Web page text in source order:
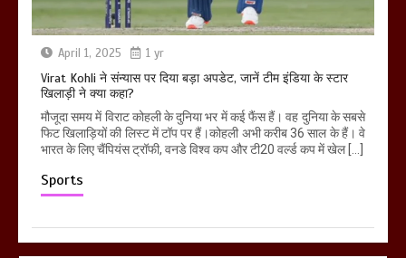
April 1, 2025 1 yr
Virat Kohli ने संन्यास पर दिया बड़ा अपडेट, जानें टीम इंडिया के स्टार
खिलाड़ी ने क्या कहा?
मौजूदा समय में विराट कोहली के दुनिया भर में कई फैंस हैं। वह दुनिया के सबसे
फिट खिलाड़ियों की लिस्ट में टॉप पर हैं।कोहली अभी करीब 36 साल के हैं। वे
भारत के लिए चैंपियंस ट्रॉफी, वनडे विश्व कप और टी20 वर्ल्ड कप में खेल […]
Sports